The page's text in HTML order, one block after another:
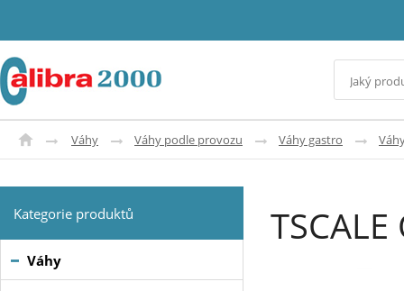
Váhy Váhy podle provozu Váhy gastro
Kategorie produktů
Váhy